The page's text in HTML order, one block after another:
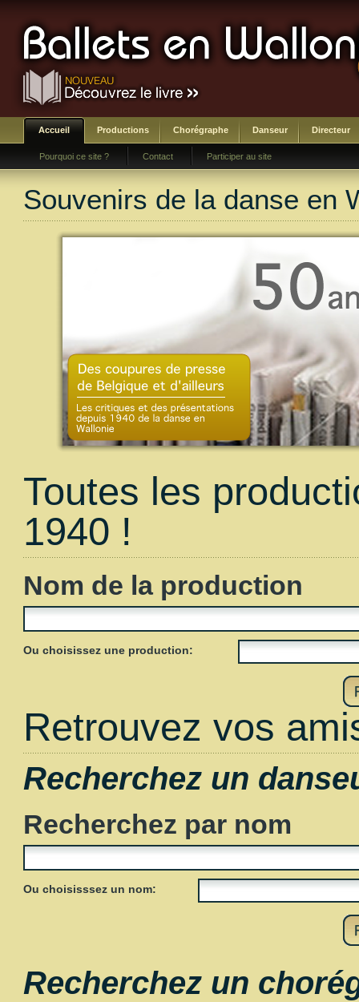
Accueil Productions Chorégraphe Danseur Directeur
Pourquoi ce site ? Contact Participer au site
Souvenirs de la danse en
Toutes les
1940 !
Nom de la production
Ou choisissez une production:
Retrouvez vos
Recherchez un
Recherchez par nom
Ou choisisssez un nom:
Recherchez un